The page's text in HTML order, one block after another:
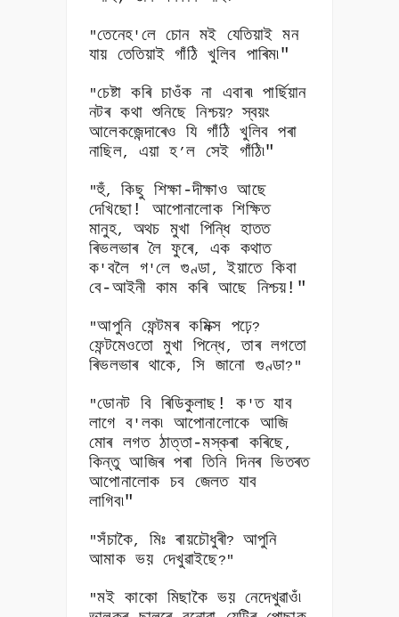
"তেনেহ' লে চোন মই যেতিয়াই মন
যায় তেতিয়াই গাঁঠি খুলিব পাৰিম৷"
"চেষ্টা কৰি চাওঁক না এবাৰ৷ পাৰ্ছিয়ান
নটৰ কথা শুনিছে নিশ্চয়?স্বয়ং
আলেকজেন্দাৰেও যি গাঁঠি খুলিব পৰা
নাছিল, এয়া হ’ল সেই গাঁঠি৷"
"হুঁ,কিছু শিক্ষা-দীক্ষাও আছে
দেখিছো! আপোনালোক শিক্ষিত
মানুহ, অথচ মুখা পিন্ধি হাতত
ৰিভলভাৰ লৈ ফুৰে, এক কথাত
ক' বলৈ গ'লে গুণ্ডা,ইয়াতে কিবা
বে-আইনী কাম কৰি আছে নিশ্চয়!"
"আপুনি ফেন্টমৰ কমিক্স পঢ়ে?
ফেন্টমেওতো মুখা পিন্ধে,তাৰ লগতো
ৰিভলভাৰ থাকে,সি জানো গুণ্ডা?"
"ডোনট বি ৰিডিকুলাছ! ক 'ত যাব
লাগে ব' লক৷ আপোনালোকে আজি
মোৰ লগত ঠাত্তা-মস্কৰা কৰিছে,
কিন্তু আজিৰ পৰা তিনি দিনৰ ভিতৰত
আপোনালোক চব জেলত যাব
লাগিব৷"
"সঁচাকৈ, মিঃ ৰায়চৌধুৰী? আপুনি
আমাক ভয় দেখুৱাইছে?"
"মই কাকো মিছাকৈ ভয় নেদেখুৱাওঁ৷